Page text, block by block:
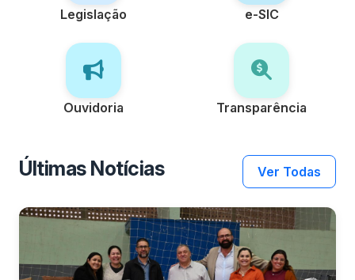
Legislação e-SIC
Ouvidoria Transparência
Últimas Notícias Ver Todas